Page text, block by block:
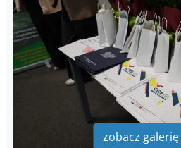
zobacz